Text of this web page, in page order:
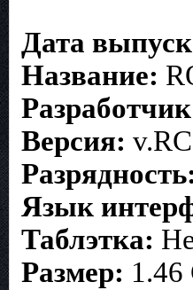
Дата
Название:
Версия:
Язык
Таблэтка:
Размер: 1.46